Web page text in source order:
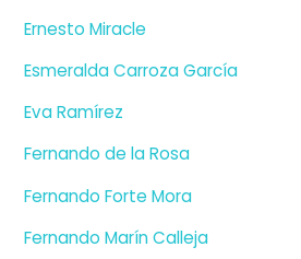
Ernesto Miracle
Esmeralda Carroza García
Eva Ramírez
Fernando de la Rosa
Fernando Forte Mora
Fernando Marín Calleja